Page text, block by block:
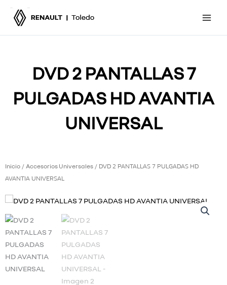
DVD 2 PANTALLAS 7
PULGADAS HD AVANTIA
UNIVERSAL
Inicio / Accesorios Universales / DVD 2 PANTALLAS 7 PULGADAS HD
AVANTIA UNIVERSAL